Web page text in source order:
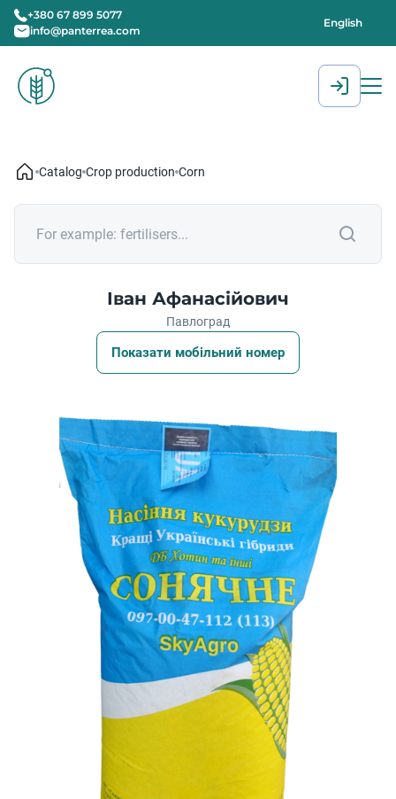
+380 67 899 5077
info@panterrea.com
English
Catalog Crop production Corn
Іван Афанасійович
Павлоград
Показати мобільний номер